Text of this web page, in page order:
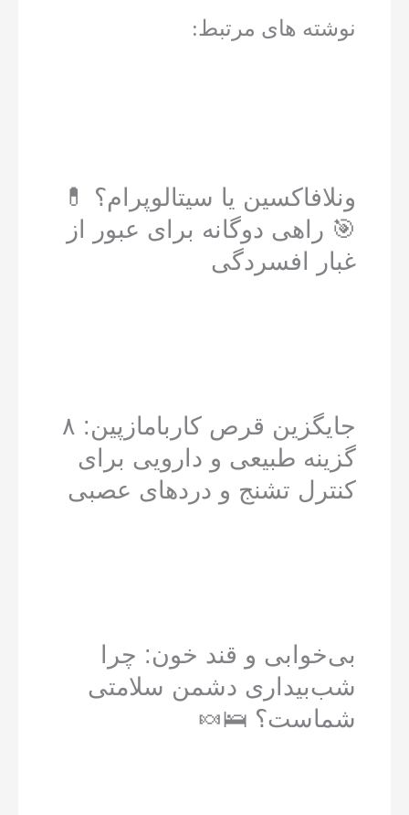
نوشته های مرتبط:
ونلافاکسین یا سیتالوپرام؟ 💊
🎯 راهی دوگانه برای عبور از
غبار افسردگی
جایگزین قرص کاربامازپین: ۸
گزینه طبیعی و دارویی برای
کنترل تشنج و دردهای عصبی
بی‌خوابی و قند خون: چرا
شب‌بیداری دشمن سلامتی
شماست؟ 🛌🍬